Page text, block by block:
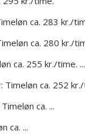
ca. 283 kr./
ca. 280 kr./
ca. 255 kr./time. ...
ca. 252 kr./
ca. ...
ca. ...